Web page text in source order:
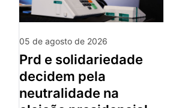
05 de agosto de 2026
prd e solidariedade
decidem pela
neutralidade na